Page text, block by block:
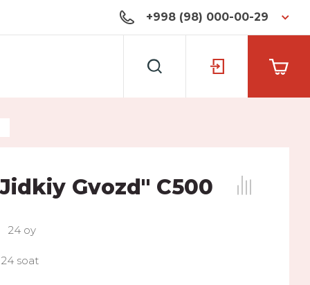
+998 (98) 000-00-29
Gvozd" C500
24 oy
24 soat